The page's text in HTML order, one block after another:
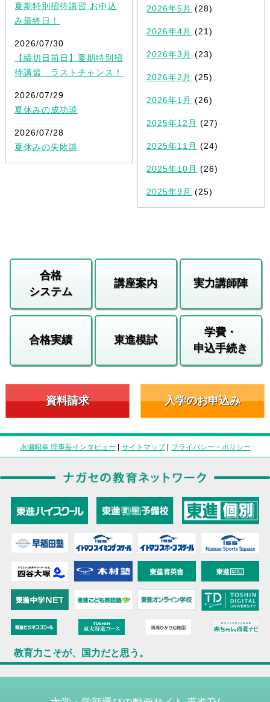
夏期特別招待講習 お申込
み最終日！
2026/07/30
【締切日前日】夏期特別招
待講習 ラストチャンス！
2026/07/29
夏休みの成功談
2026/07/28
夏休みの失敗談
2026年5月 (28)
2026年4月 (21)
2026年3月 (23)
2026年2月 (25)
2026年1月 (26)
2025年12月 (27)
2025年11月 (24)
2025年10月 (26)
2025年9月 (25)
合格
システム
講座案内 実力講師陣
合格実績 東進模試
学費・
申込手続き
資料請求 入学のお申込み
永瀬昭幸 理事長インタビュー | サイトマップ| プライバシー・ポリシー
教育力こそが、国力だと思う。